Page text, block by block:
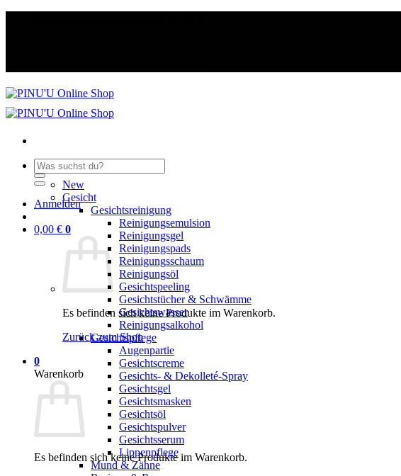
Suche
nach:
Anmelden
0,00 € 0
Es befinden sich keine Produkte im Warenkorb.
Zurück zum Shop
0
Warenkorb
Es befinden sich keine Produkte im Warenkorb.
New
Gesicht
Gesichtsreinigung
Reinigungsemulsion
Reinigungsgel
Reinigungspads
Reinigungsschaum
Reinigungsöl
Gesichtspeeling
Gesichtstücher & Schwämme
Gesichtswasser
Reinigungsalkohol
Gesichtspflege
Augenpartie
Gesichtscreme
Gesichts- & Dekolleté-Spray
Gesichtsgel
Gesichtsmasken
Gesichtsöl
Gesichtspulver
Gesichtsserum
Lippenpflege
Mund & Zähne